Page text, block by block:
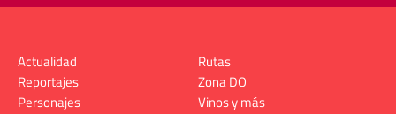
Actualidad
Reportajes
Personajes
Rutas
Zona DO
Vinos y más